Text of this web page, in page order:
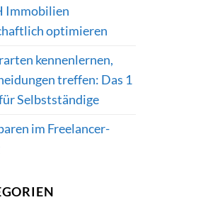
Immobilien
optimieren
kennenlernen,
treffen: Das 1
Selbstständige
im Freelancer-